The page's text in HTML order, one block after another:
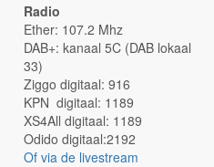
Radio
Ether: 107.2 Mhz
DAB+: kanaal 5C (DAB lokaal
33)
Ziggo digitaal: 916
KPN digitaal: 1189
XS4All digitaal: 1189
Odido digitaal:2192
Of via de livestream